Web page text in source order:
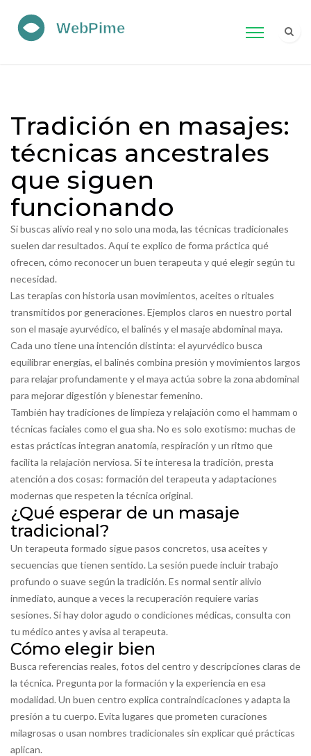
Tradición en masajes:
técnicas ancestrales
que siguen
funcionando
Si buscas alivio real y no solo una moda, las técnicas tradicionales
suelen dar resultados. Aquí te explico de forma práctica qué
ofrecen, cómo reconocer un buen terapeuta y qué elegir según tu
necesidad.
Las terapias con historia usan movimientos, aceites o rituales
transmitidos por generaciones. Ejemplos claros en nuestro portal
son el masaje ayurvédico, el balinés y el masaje abdominal maya.
Cada uno tiene una intención distinta: el ayurvédico busca
equilibrar energías, el balinés combina presión y movimientos largos
para relajar profundamente y el maya actúa sobre la zona abdominal
para mejorar digestión y bienestar femenino.
También hay tradiciones de limpieza y relajación como el hammam o
técnicas faciales como el gua sha. No es solo exotismo: muchas de
estas prácticas integran anatomía, respiración y un ritmo que
facilita la relajación nerviosa. Si te interesa la tradición, presta
atención a dos cosas: formación del terapeuta y adaptaciones
modernas que respeten la técnica original.
¿Qué esperar de un masaje
tradicional?
Un terapeuta formado sigue pasos concretos, usa aceites y
secuencias que tienen sentido. La sesión puede incluir trabajo
profundo o suave según la tradición. Es normal sentir alivio
inmediato, aunque a veces la recuperación requiere varias
sesiones. Si hay dolor agudo o condiciones médicas, consulta con
tu médico antes y avisa al terapeuta.
Cómo elegir bien
Busca referencias reales, fotos del centro y descripciones claras de
la técnica. Pregunta por la formación y la experiencia en esa
modalidad. Un buen centro explica contraindicaciones y adapta la
presión a tu cuerpo. Evita lugares que prometen curaciones
milagrosas o usan nombres tradicionales sin explicar qué prácticas
aplican.